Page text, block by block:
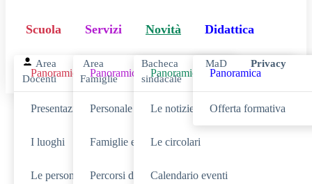
Scuola
Panoramica
Presentazione
I luoghi
Le persone
Servizi
Panoramica
Personale scolastico
Famiglie e studenti
Percorsi di studio
Novità
Panoramica
Le notizie
Le circolari
Calendario eventi
Didattica
Panoramica
Offerta formativa
Area
Docenti
Area
Famiglie
Bacheca
sindacale
MaD Privacy
Cerca